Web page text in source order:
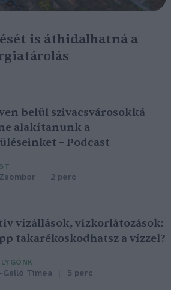
is áthidalhatná a
belül szivacsvárosokká
alakítanunk a
– Podcast
2 perc
vízállások, vízkorlátozások:
takarékoskodhatsz a vízzel?
Galló Tímea 5 perc